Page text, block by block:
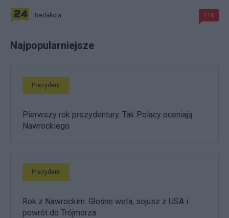
Redakcja 118
Najpopularniejsze
Prezydent
Pierwszy rok prezydentury. Tak Polacy oceniają
Nawrockiego
Prezydent
Rok z Nawrockim. Głośne weta, sojusz z USA i
powrót do Trójmorza